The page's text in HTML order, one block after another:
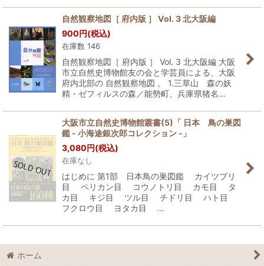
自然観察地図［ 府内版 ］ Vol. 3 北大阪編
900円(税込)
在庫数 146
自然観察地図［ 府内版 ］ Vol. 3 北大阪編 大阪
市立自然史博物館友の会と学芸員による、大阪
府内北部の 自然観察地図 。 1.三草山 森の妖
精・ゼフィルスの森／能勢町、兵庫県猪名…
大阪市立自然史博物館叢書(5)「 日本 鳥の巣図
鑑 - 小海途銀次郎コレクション -」
3,080円(税込)
在庫なし
はじめに 第1部 日本鳥の巣図鑑 カイツブリ
目 ペリカン目 コウノトリ目 カモ目 タ
カ目 キジ目 ツル目 チドリ目 ハト目
フクロウ目 ヨタカ目 …
ホーム